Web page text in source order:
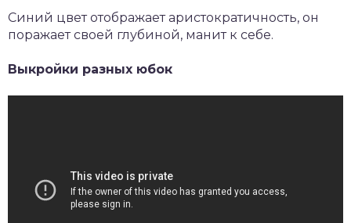
Синий цвет отображает аристократичность, он
поражает своей глубиной, манит к себе.
Выкройки разных юбок